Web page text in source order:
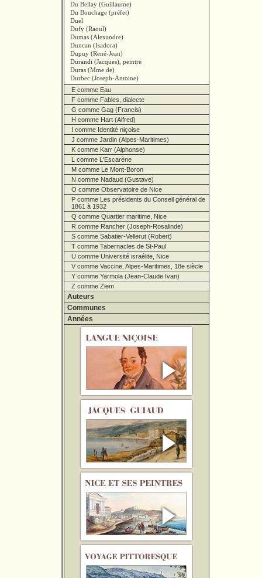
Du Bellay (Guillaume)
Du Bouchage (préfet)
Duel
Dufy (Raoul)
Dumas (Alexandre)
Duncan (Isadora)
Dupuy (René-Jean)
Durandi (Jacques), peintre
Duras (Mme de)
Durbec (Joseph-Antoine)
E comme Eau
F comme Fables, dialecte
G comme Gag (Francis)
H comme Hart (Alfred)
I comme Identité niçoise
J comme Jardin (Alpes-Maritimes)
K comme Karr (Alphonse)
L comme L'Escarène
M comme Le Mont-Boron
N comme Nadaud (Gustave)
O comme Observatoire de Nice
P comme Les présidents du Conseil général de
1861 à 1932
Q comme Quartier maritime, Nice
R comme Rancher (Joseph-Rosalinde)
S comme Sabatier-Vellerut (Robert)
T comme Tabernacles de St-Paul
U comme Université israélite, Nice
V comme Vaccine, Alpes-Maritimes, 18e siècle
Y comme Yarmola (Jean-Claude Ivan)
Z comme Ziem
Auteurs
Communes
Années